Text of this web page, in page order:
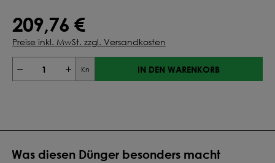
Was diesen Dünger besonders macht
209,76 €
Preise inkl. MwSt. zzgl. Versandkosten
Kn IN DEN WARENKORB